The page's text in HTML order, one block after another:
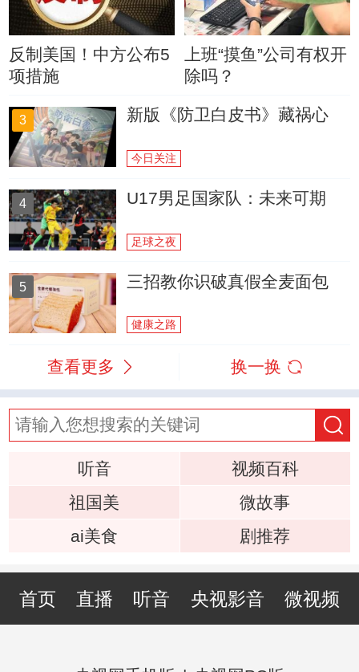
反制美国！中方公布5
项措施
上班“摸鱼”公司有权开
除吗？
3 新版《防卫白皮书》藏祸心
今日关注
4 U17男足国家队：未来可期
足球之夜
5 三招教你识破真假全麦面包
健康之路
查看更多 换一换
听音
视频百科
祖国美
微故事
ai美食
剧推荐
首页 直播 听音 央视影音 微视频